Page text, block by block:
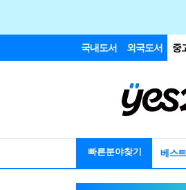
국내도서 외국도서 중
빠른분야찾기 베스트